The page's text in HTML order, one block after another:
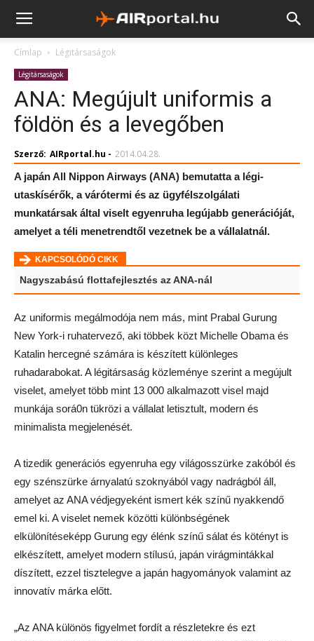
Címlap Légitársaságok
Légitársaságok
ANA: Megújult uniformis a
földön és a levegőben
Szerző: AIRportal.hu - 2014.04.28.
A japán All Nippon Airways (ANA) bemutatta a légi-
utaskísérők, a várótermi és az ügyfélszolgálati
munkatársak által viselt egyenruha legújabb generációját,
amelyet a téli menetrendtől vezetnek be a vállalatnál.
KAPCSOLÓDÓ CIKK
Nagyszabású flottafejlesztés az ANA-nál
Az uniformis megálmodója nem más, mint Prabal Gurung
New York-i ruhatervező, aki többek közt Michelle Obama és
Katalin hercegné számára is készített különleges
ruhadarabokat. A légitársaság közleménye szerint a megújult
viselet, amelyet több mint 13 000 alkalmazott visel majd
munkája sorá0n tükrözi a vállalat letisztult, modern és
minimalista megjelenését.
A tizedik generációs egyenruha egy világosszürke zakóból és
egy szénszürke árnyalatú szoknyából vagy nadrágból áll,
amelyet az ANA védjegyeként ismert kék színű nyakkendő
emel ki. A viselet nemek közötti különbségének
elkülönítéseképp Gurung egy élénk színű sálat és kötényt is
elkészített, amelyet modern stílusú, japán virágmintákkal
díszített, ezzel tisztelegve a japán hagyományok valamint az
innovatív márka előtt.
„Az ANA különös figyelmet fordít a részletekre és ezt